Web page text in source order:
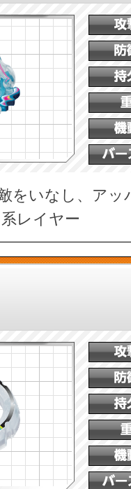
をいなし、アッ
レイヤー